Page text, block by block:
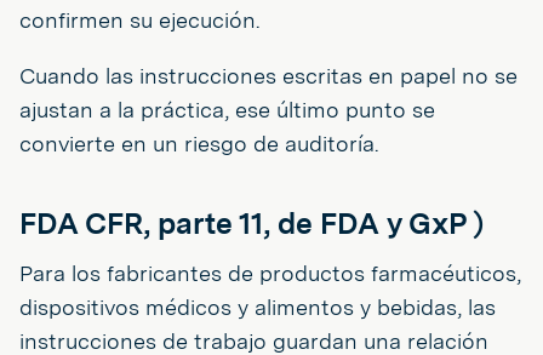
confirmen su ejecución.
Cuando las instrucciones escritas en papel no se
ajustan a la práctica, ese último punto se
convierte en un riesgo de auditoría.
FDA CFR, parte 11, de FDA y GxP )
Para los fabricantes de productos farmacéuticos,
dispositivos médicos y alimentos y bebidas, las
instrucciones de trabajo guardan una relación